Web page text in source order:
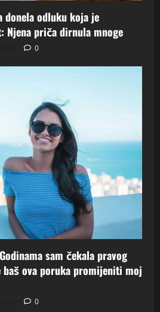
donela odluku koja je
Njena priča dirnula mnoge
0
sam čekala pravog
baš ova poruka promijeniti moj
0